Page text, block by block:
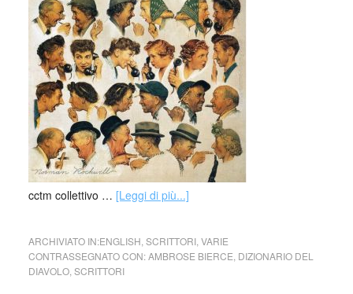
cctm collettivo … [Leggi di più...]
ARCHIVIATO IN:ENGLISH SCRITTORI, VARIE
CONTRASSEGNATO CON:AMBROSE BIERCE DIZIONARIO DEL
DIAVOLO, SCRITTORI